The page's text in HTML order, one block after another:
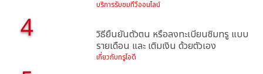
บริการรับชมทีวีออนไลน์
4
วิธียืนยันตัวตน หรือลงทะเบียนซิมทรู แบบ
รายเดือน และ เติมเงิน ด้วยตัวเอง
เกี่ยวกับทรูไอดี